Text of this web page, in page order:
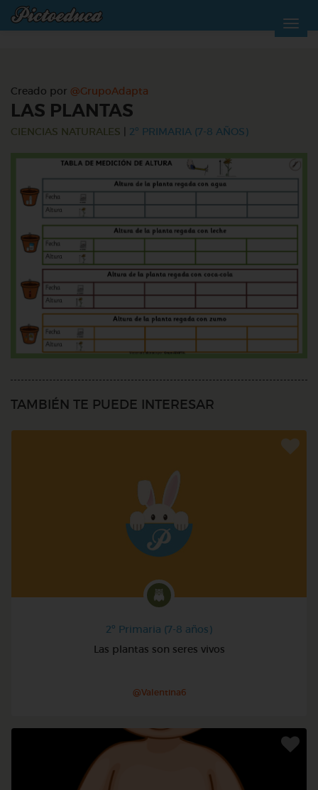
Creado por @GrupoAdapta
LAS PLANTAS
CIENCIAS NATURALES 2º PRIMARIA (7-8 AÑOS)
TAMBIÉN TE PUEDE INTERESAR
2º Primaria (7-8 años)
Las plantas son seres vivos
@Valentina6